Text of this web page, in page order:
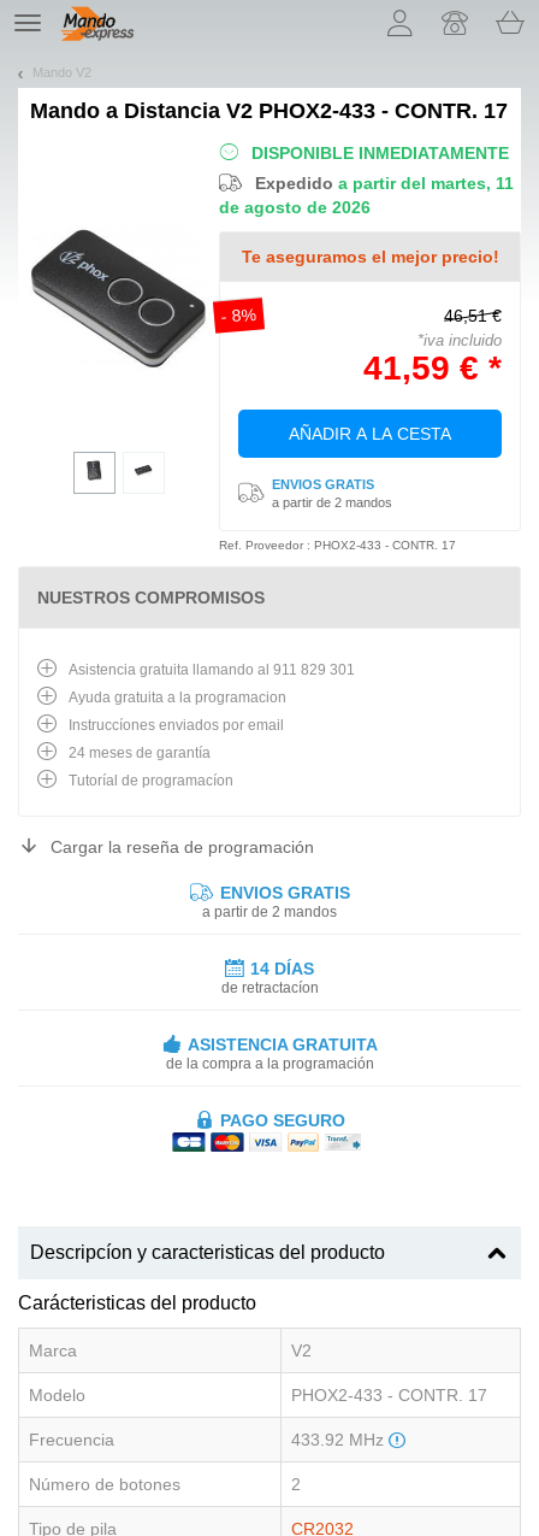
TE
navigation
Mando V2
Mando a Distancia V2 PHOX2-433 - CONTR. 17
DISPONIBLE INMEDIATAMENTE
Expedidoa partir del martes, 11
de agosto de 2026
Te aseguramos el mejor precio!
- 8% 46,51 €
*iva incluido
41,59 € *
AÑADIR A LA CESTA
ENVIOS GRATIS
a partir de 2 mandos
Ref. Proveedor : PHOX2-433 - CONTR. 17
NUESTROS COMPROMISOS
Asistencia gratuita llamando al 911 829 301
Ayuda gratuita a la programacion
Instruccíones enviados por email
24 meses de garantía
Tutoríal de programacíon
Cargar la reseña de programación
ENVIOS GRATIS
a partir de 2 mandos
14 DÍAS
de retractacíon
ASISTENCIA GRATUITA
de la compra a la programación
PAGO SEGURO
Descripcíon y caracteristicas del producto
Carácteristicas del producto
Marca V2
Modelo PHOX2-433 - CONTR. 17
Frecuencia 433.92 MHz
Número de botones 2
Tipo de pila CR2032
¡Permítenos presentarte nuestras cookies!